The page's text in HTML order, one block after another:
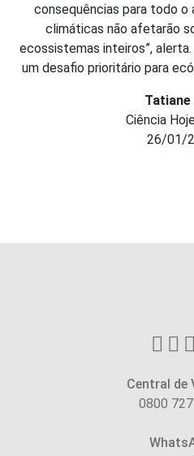
consequências para todo o
climáticas não afetarão
ecossistemas inteiros”,
um desafio prioritário para
Tatiane
Ciência
26/01/
Central de
0800